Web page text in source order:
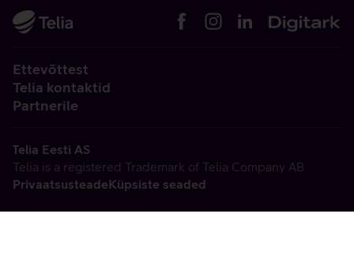
Ettevõttest
Telia kontaktid
Partnerile
Telia Eesti AS
Telia is a registered Trademark of Telia Company AB
PrivaatsusteadeKüpsiste seaded